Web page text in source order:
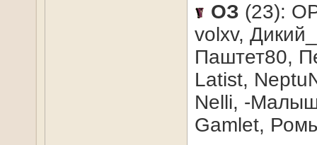
ОЗ (23):
volxv,
Паштет80,
Latist,
Nelli, -
Gamlet,